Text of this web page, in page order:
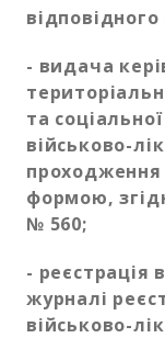
- видача
та
військово-
формою,
№ 560;
- реєстрація
журналі
військово-